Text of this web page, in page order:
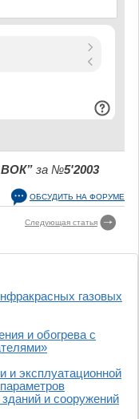
за №5'2003
ОБСУДИТЬ НА ФОРУМЕ
Следующая статья
газовых
и обогрева с
и эксплуатационной
и сооружений